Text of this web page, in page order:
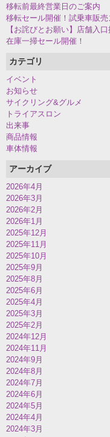
移転前最終営業日のご案内
移転セール開催！試乗車販売
【お詫びとお願い】店舗入
在庫一掃セール開催！
カテゴリ
イベント
お知らせ
サイクリング&グルメ
トライアスロン
出来事
商品情報
車体情報
アーカイブ
2026年4月
2026年3月
2026年2月
2026年1月
2025年12月
2025年11月
2025年10月
2025年9月
2025年8月
2025年6月
2025年4月
2025年3月
2025年2月
2024年12月
2024年11月
2024年9月
2024年8月
2024年7月
2024年6月
2024年5月
2024年4月
2024年3月